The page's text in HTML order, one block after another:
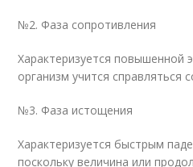
№2. Фаза сопротивления
Характеризуется повышенной
организм учится справляться
№3. Фаза истощения
Характеризуется быстрым
поскольку величина или